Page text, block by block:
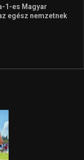
1-es Magyar
egész nemzetnek